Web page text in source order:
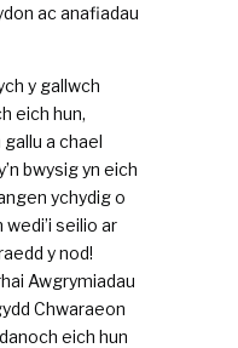
ac anafiadau
y gallwch
eich hun,
a chael
bwysig yn eich
ychydig o
seilio ar
y nod!
Awgrymiadau
Chwaraeon
eich hun